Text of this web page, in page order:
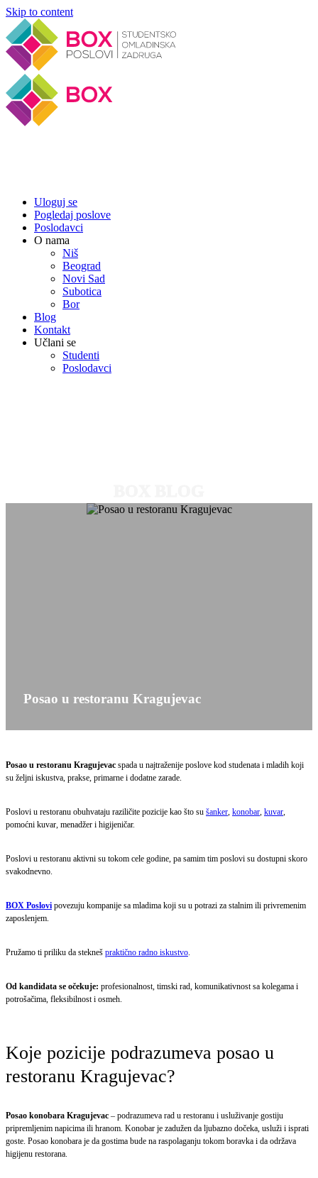
Skip to content
Uloguj se
Pogledaj poslove
Poslodavci
O nama
Niš
Beograd
Novi Sad
Subotica
Bor
Blog
Kontakt
Učlani se
Studenti
Poslodavci
Posao u restoranu Kragujevac
Posao u restoranu Kragujevac spada u najtraženije poslove kod studenata i mladih koji
su željni iskustva, prakse, primarne i dodatne zarade.
Poslovi u restoranu obuhvataju raziličite pozicije kao što su šanker, konobar, kuvar,
pomoćni kuvar, menadžer i higijeničar.
Poslovi u restoranu aktivni su tokom cele godine, pa samim tim poslovi su dostupni skoro
svakodnevno.
BOX Poslovi povezuju kompanije sa mladima koji su u potrazi za stalnim ili privremenim
zaposlenjem.
Pružamo ti priliku da stekneš praktično radno iskustvo.
Od kandidata se očekuje: profesionalnost, timski rad, komunikativnost sa kolegama i
potrošačima, fleksibilnost i osmeh.
Koje pozicije podrazumeva posao u
restoranu Kragujevac?
Posao konobara Kragujevac – podrazumeva rad u restoranu i usluživanje gostiju
pripremljenim napicima ili hranom. Konobar je zadužen da ljubazno dočeka, usluži i isprati
goste. Posao konobara je da gostima bude na raspolaganju tokom boravka i da održava
higijenu restorana.